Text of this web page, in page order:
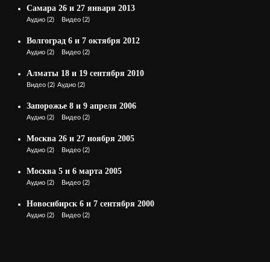
Самара 26 и 27 января 2013
Аудио (2) Видео (2)
Волгоград 6 и 7 октября 2012
Аудио (2) Видео (2)
Алматы 18 и 19 сентября 2010
Видео (2) Аудио (2)
Запорожье 8 и 9 апреля 2006
Аудио (2) Видео (2)
Москва 26 и 27 ноября 2005
Аудио (2) Видео (2)
Москва 5 и 6 марта 2005
Аудио (2) Видео (2)
Новосибирск 6 и 7 сентября 2000
Аудио (2) Видео (2)